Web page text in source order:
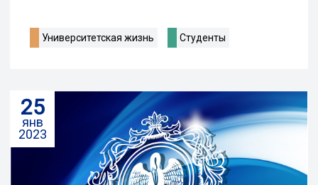
Университетская жизнь Студенты
25
янв
2023